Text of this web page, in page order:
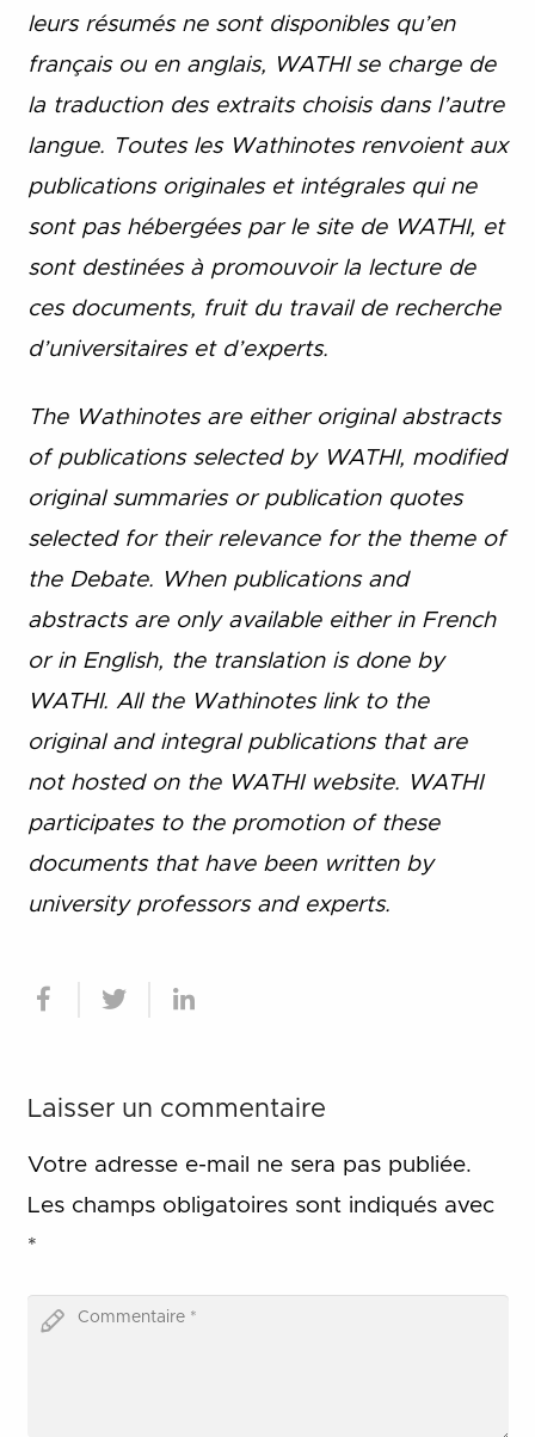
leurs résumés ne sont disponibles qu’en
français ou en anglais, WATHI se charge de
la traduction des extraits choisis dans l’autre
langue. Toutes les Wathinotes renvoient aux
publications originales et intégrales qui ne
sont pas hébergées par le site de WATHI, et
sont destinées à promouvoir la lecture de
ces documents, fruit du travail de recherche
d’universitaires et d’experts.
The Wathinotes are either original abstracts
of publications selected by WATHI, modified
original summaries or publication quotes
selected for their relevance for the theme of
the Debate. When publications and
abstracts are only available either in French
or in English, the translation is done by
WATHI. All the Wathinotes link to the
original and integral publications that are
not hosted on the WATHI website. WATHI
participates to the promotion of these
documents that have been written by
university professors and experts.
Laisser un commentaire
Votre adresse e-mail ne sera pas publiée.
Les champs obligatoires sont indiqués avec
*